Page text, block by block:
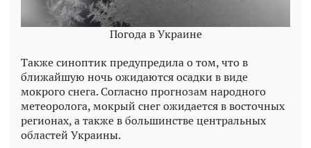
Погода в Украине
Также синоптик предупредила о том, что в
ближайшую ночь ожидаются осадки в виде
мокрого снега. Согласно прогнозам народного
метеоролога, мокрый снег ожидается в восточных
регионах, а также в большинстве центральных
областей Украины.